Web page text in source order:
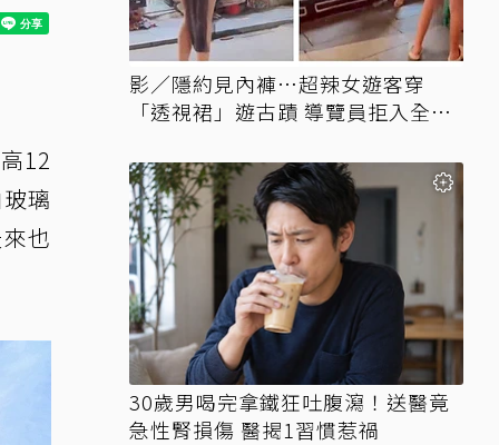
12
璃
也
影／隱約見內褲…超辣女遊客穿
「透視裙」遊古蹟 導覽員拒入全網
30歲男喝完拿鐵狂吐腹瀉！送醫竟
急性腎損傷 醫揭1習慣惹禍